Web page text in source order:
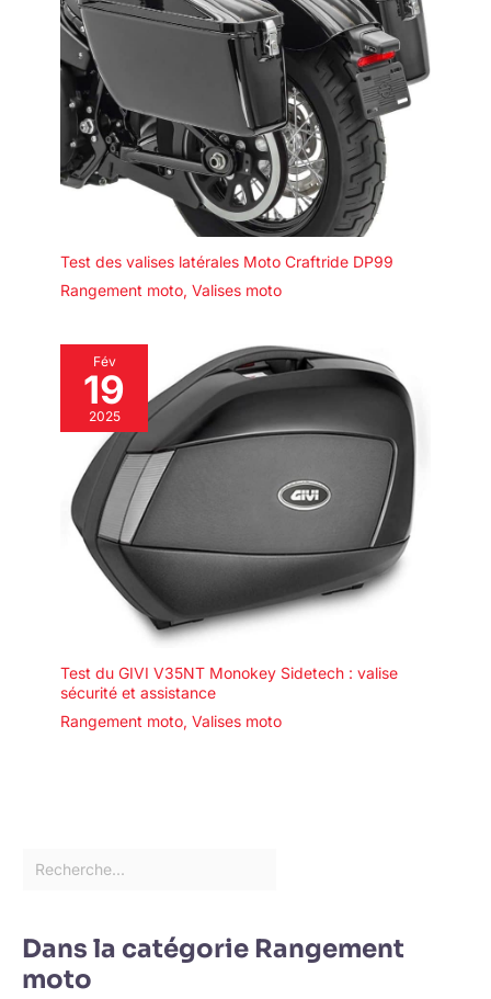
Test des valises latérales Moto Craftride DP99
Rangement moto, Valises moto
Fév
19
2025
Test du GIVI V35NT Monokey Sidetech : valise
sécurité et assistance
Rangement moto, Valises moto
Dans la catégorie Rangement
moto